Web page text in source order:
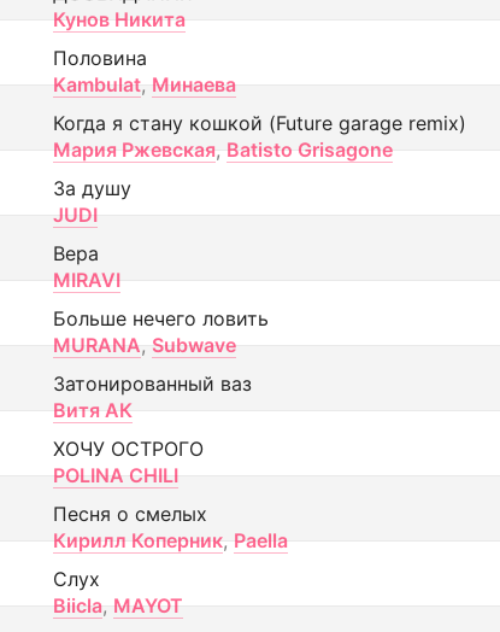
Кунов Никита
Половина
Kambulat, Минаева
Когда я стану кошкой (Future garage remix)
Мария Ржевская, Batisto Grisagone
За душу
JUDI
Вера
MIRAVI
Больше нечего ловить
MURANA, Subwave
Затонированный ваз
Витя АК
ХОЧУ ОСТРОГО
POLINA CHILI
Песня о смелых
Кирилл Коперник, Paella
Слух
Biicla, MAYOT